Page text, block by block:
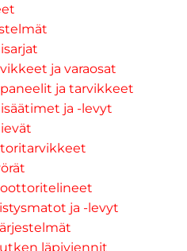
ja varaosat
ja tarvikkeet
ja -levyt
ja -levyt
läpiviennit